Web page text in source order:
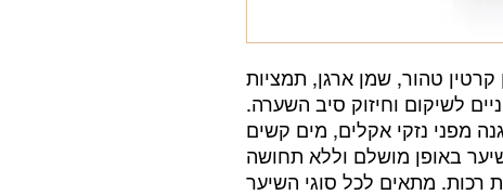
קרטין טהור, שמן ארגן, תמציות
לשיקום וחיזוק סיב השערה.
מפני נזקי אקלים, מים קשים
באופן מושלם וללא תחושה
רכות. מתאים לכל סוגי השיער